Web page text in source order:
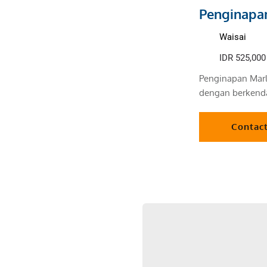
Waisai
IDR
Penginapan
dengan